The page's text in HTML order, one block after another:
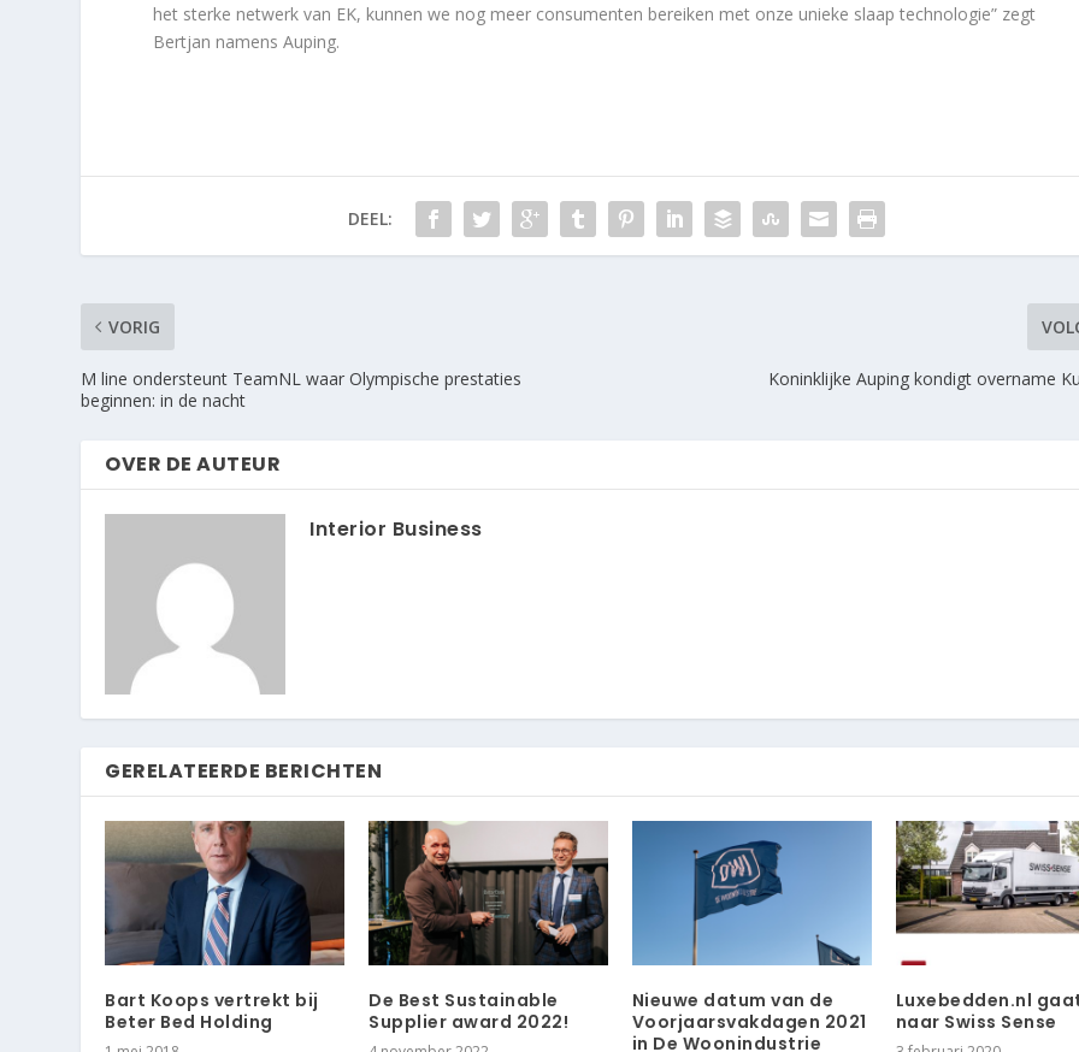
het sterke netwerk van EK, kunnen we nog meer consumenten bereiken met onze unieke slaap technologie” zegt
Bertjan namens Auping.
DEEL:
VORIG
M line ondersteunt TeamNL waar Olympische prestaties
beginnen: in de nacht
Koninklijke Auping kondigt overname
OVER DE AUTEUR
Interior Business
GERELATEERDE BERICHTEN
Bart Koops vertrekt bij
Beter Bed Holding
De Best Sustainable
Supplier award 2022!
Nieuwe datum van de
Voorjaarsvakdagen 2021
in De Woonindustrie
Luxebedden.nl
naar Swiss Sense